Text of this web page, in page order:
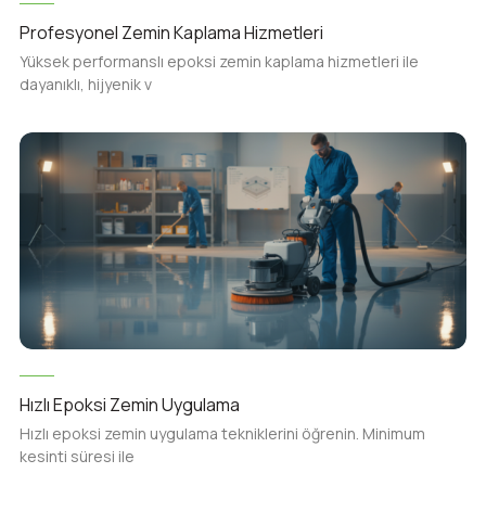
Profesyonel Zemin Kaplama Hizmetleri
Yüksek performanslı epoksi zemin kaplama hizmetleri ile
dayanıklı, hijyenik v
Hızlı Epoksi Zemin Uygulama
Hızlı epoksi zemin uygulama tekniklerini öğrenin. Minimum
kesinti süresi ile